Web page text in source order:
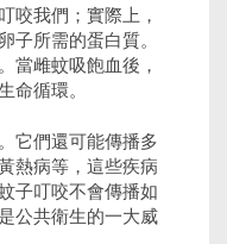
咬我們；實際上，
子所需的蛋白質。
當雌蚊吸飽血後，
命循環。
它們還可能傳播多
熱病等，這些疾病
子叮咬不會傳播如
公共衛生的一大威